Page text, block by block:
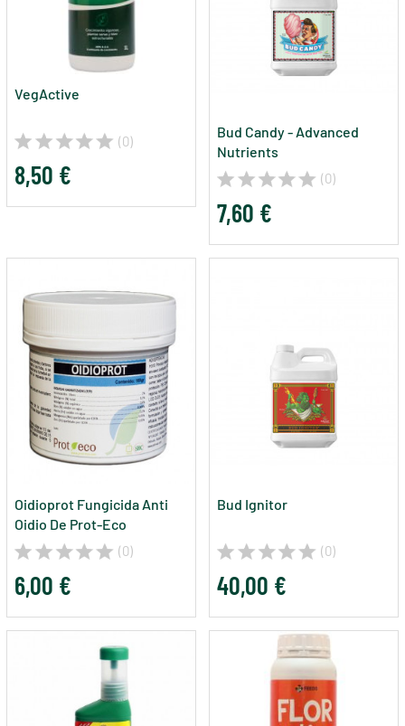
VegActive
(0)
8,50 €
Bud Candy - Advanced
Nutrients
(0)
7,60 €
Oidioprot Fungicida Anti
Oidio De Prot-Eco
(0)
6,00 €
Bud Ignitor
(0)
40,00 €